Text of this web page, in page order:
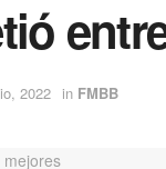
2022 in FMBB